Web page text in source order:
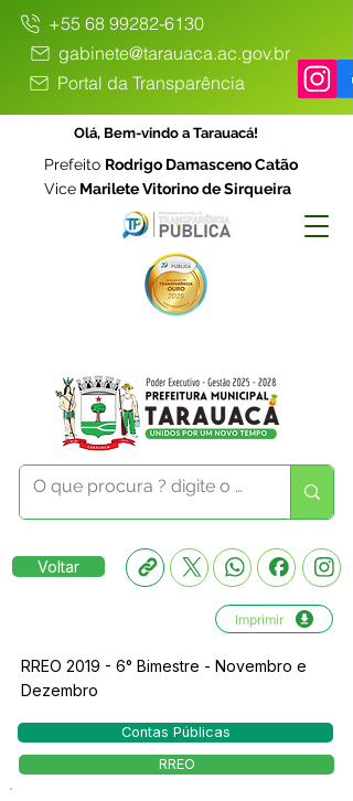
+55 68 99282-6130
gabinete@tarauaca.ac.gov.br
Portal da Transparência
Olá, Bem-vindo a Tarauacá!
Prefeito Rodrigo Damasceno Catão
Vice Marilete Vitorino de Sirqueira
Voltar
Imprimir
RREO 2019 - 6° Bimestre - Novembro e
Dezembro
Contas Públicas
RREO